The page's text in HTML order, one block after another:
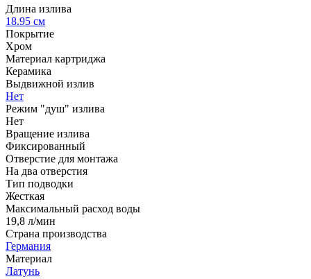
Длина излива
18.95 см
Покрытие
Хром
Материал картриджа
Керамика
Выдвижной излив
Нет
Режим "душ" излива
Нет
Вращение излива
Фиксированный
Отверстие для монтажа
На два отверстия
Тип подводки
Жесткая
Максимальный расход воды
19,8 л/мин
Страна производства
Германия
Материал
Латунь